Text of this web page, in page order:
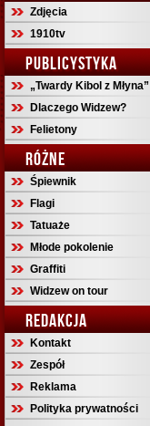
Zdjęcia
1910tv
PUBLICYSTYKA
„Twardy Kibol z Młyna”
Dlaczego Widzew?
Felietony
RÓŻNE
Śpiewnik
Flagi
Tatuaże
Młode pokolenie
Graffiti
Widzew on tour
REDAKCJA
Kontakt
Zespół
Reklama
Polityka prywatności